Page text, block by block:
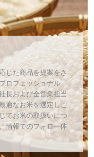
じた商品を提案をさ
ロフェッショナル
長および全営業担当
適なお米を選定しご
てお米の取扱いにつ
情報でのフォロー体